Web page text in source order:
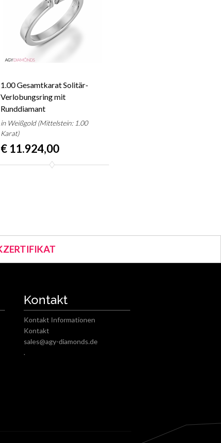
1.00 Gesamtkarat Solitär-
Verlobungsring mit
Runddiamant
in Weißgold (Mittelstein: 1.00
Karat)
€ 11.924,00
Kontakt
Kontakt Informationen
Kontakt
sales@agy-diamonds.de
.